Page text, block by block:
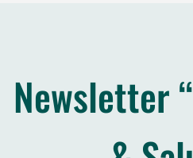
Newsletter